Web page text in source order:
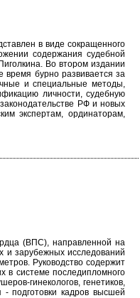
в виде сокращенного
содержания судебной
Во втором издании
бурно развивается за
и специальные методы,
личности, судебную
РФ и новых
экспертам, ординаторам,
(ВПС), направленной на
и зарубежных исследований
Руководство содержит
в системе последипломного
гинекологов, генетиков,
- подготовки кадров высшей